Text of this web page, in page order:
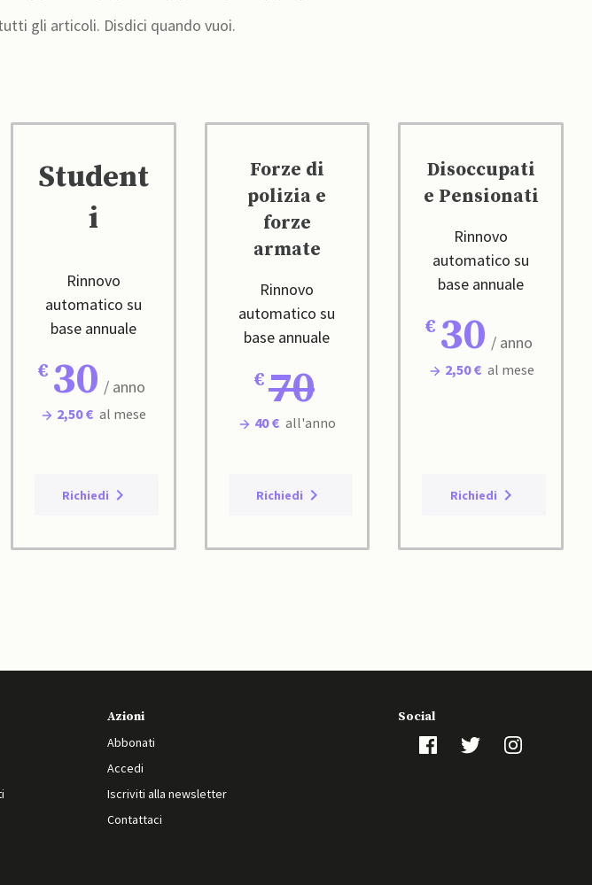
gli articoli. Disdici quando vuoi.
Student
i
Rinnovo
automatico su
base annuale
30 / anno
2,50 € al mese
Richiedi
Forze di
polizia e
forze
armate
Rinnovo
automatico su
base annuale
70
40 € all'anno
Richiedi
Disoccupati
e Pensionati
Rinnovo
automatico su
base annuale
30 / anno
2,50 € al mese
Richiedi
Azioni
Abbonati
Accedi
Iscriviti alla newsletter
Contattaci
Social